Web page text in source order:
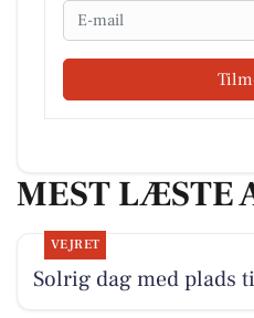
Email
MEST LÆSTE
VEJRET
Solrig dag med plads